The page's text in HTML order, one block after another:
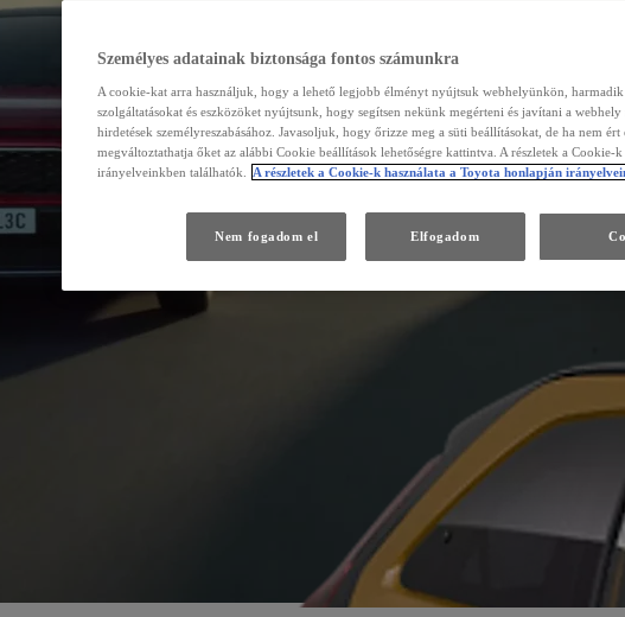
Személyes adatainak biztonsága fontos számunkra
A cookie-kat arra használjuk, hogy a lehető legjobb élményt nyújtsuk webhelyünkön,
szolgáltatásokat és eszközöket nyújtsunk, hogy segítsen nekünk megérteni és javítani a
hirdetések személyreszabásához. Javasoljuk, hogy őrizze meg a süti beállításokat, de ha nem
megváltoztathatja őket az alábbi Cookie beállítások lehetőségre kattintva. A részletek a Cookie-
irányelveinkben találhatók.
A részletek a Cookie-k használata a Toyota honlapján
Nem fogadom el Elfogadom